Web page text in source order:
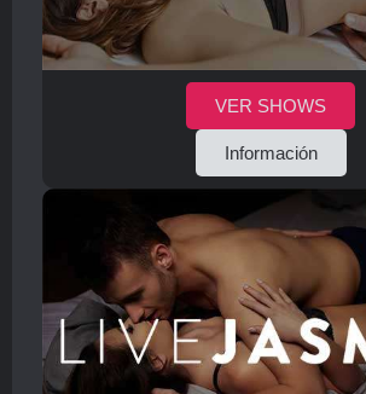
VER SHOWS
Información